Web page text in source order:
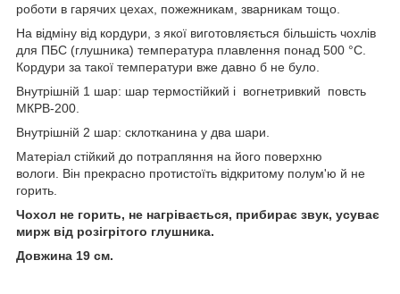
роботи в гарячих цехах, пожежникам, зварникам тощо.
На відміну від кордури, з якої виготовляється більшість чохлів
для ПБС (глушника) температура плавлення понад 500 °C.
Кордури за такої температури вже давно б не було.
Внутрішній 1 шар: шар термостійкий і вогнетривкий повсть
МКРВ-200.
Внутрішній 2 шар: склотканина у два шари.
Матеріал стійкий до потрапляння на його поверхню
вологи. Він прекрасно протистоїть відкритому полум'ю й не
горить.
Чохол не горить, не нагрівається, прибирає звук, усуває
мирж від розігрітого глушника.
Довжина 19 см.